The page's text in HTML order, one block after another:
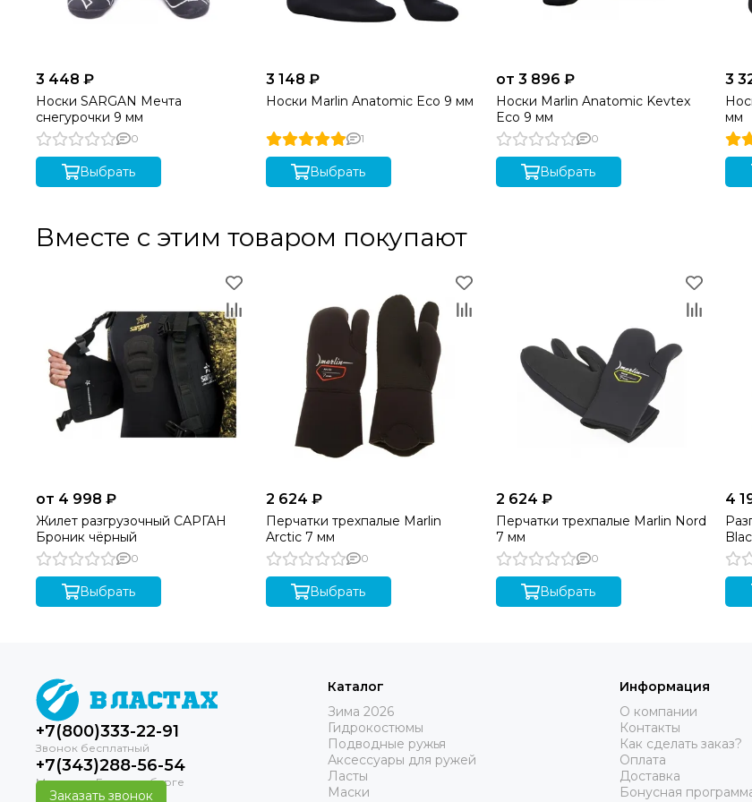
3 448 ₽
Носки SARGAN Мечта
снегурочки 9 мм
0
Выбрать
3 148 ₽
Носки Marlin Anatomic Eco 9 мм
1
Выбрать
от 3 896 ₽
Носки Marlin Anatomic Kevtex
Eco 9 мм
0
Выбрать
3
мм
Вместе с этим товаром покупают
от 4 998 ₽
Жилет разгрузочный САРГАН
Броник чёрный
0
Выбрать
2 624 ₽
Перчатки трехпалые Marlin
Arctic 7 мм
0
Выбрать
2 624 ₽
Перчатки трехпалые Marlin Nord
7 мм
0
Выбрать
4
+7(800)333-22-91
+7(343)288-56-54
Заказать звонок
Каталог
Зима 2026
Гидрокостюмы
Подводные ружья
Аксессуары для ружей
Ласты
Маски
Информация
О компании
Контакты
Как сделать заказ?
Оплата
Доставка
Бонусная